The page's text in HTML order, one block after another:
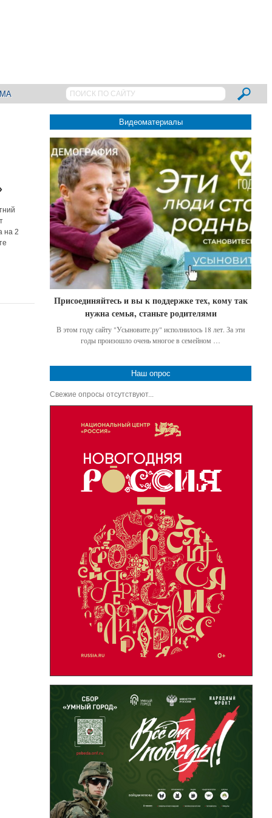
на 2
Видеоматериалы
Присоединяйтесь и вы к поддержке тех, кому так
нужна семья, станьте родителями
В этом году сайту "Усыновите.ру" исполнилось 18 лет. За эти
годы произошло очень многое в семейном …
Наш опрос
Свежие опросы отсутствуют...